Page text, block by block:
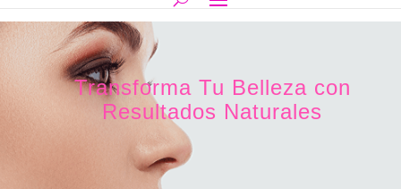
Transforma Tu Belleza con
Resultados Naturales